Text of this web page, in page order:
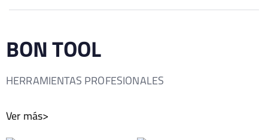
BON TOOL
HERRAMIENTAS PROFESIONALES
Ver más>